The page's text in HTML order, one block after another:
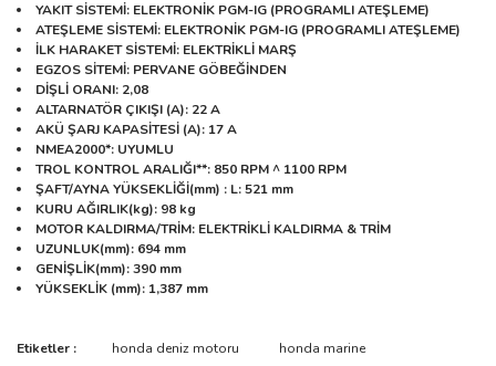
YAKIT SİSTEMİ: ELEKTRONİK PGM-IG (PROGRAMLI ATEŞLEME)
ATEŞLEME SİSTEMİ: ELEKTRONİK PGM-IG (PROGRAMLI ATEŞLEME)
İLK HARAKET SİSTEMİ: ELEKTRİKLİ MARŞ
EGZOS SİTEMİ: PERVANE GÖBEĞİNDEN
DİŞLİ ORANI: 2,08
ALTARNATÖR ÇIKIŞI (A): 22 A
AKÜ ŞARJ KAPASİTESİ (A): 17 A
NMEA2000*: UYUMLU
TROL KONTROL ARALIĞI**: 850 RPM ^ 1100 RPM
ŞAFT/AYNA YÜKSEKLİĞİ(mm) : L: 521 mm
KURU AĞIRLIK(kg): 98 kg
MOTOR KALDIRMA/TRİM: ELEKTRİKLİ KALDIRMA & TRİM
UZUNLUK(mm): 694 mm
GENİŞLİK(mm): 390 mm
YÜKSEKLİK (mm): 1,387 mm
Bu ürünün fiyat bilgisi, resim, ürün açıklamalarında ve diğer
Etiketler : honda deniz motoru
honda marine